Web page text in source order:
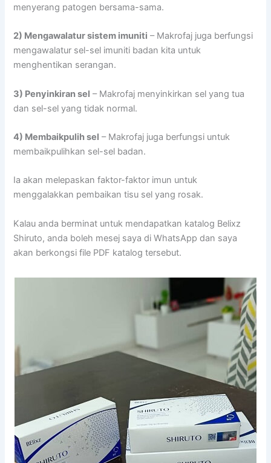
menyerang patogen bersama-sama.
2) Mengawalatur sistem imuniti – Makrofaj juga berfungsi
mengawalatur sel-sel imuniti badan kita untuk
menghentikan serangan.
3) Penyinkiran sel – Makrofaj menyinkirkan sel yang tua
dan sel-sel yang tidak normal.
4) Membaikpulih sel – Makrofaj juga berfungsi untuk
membaikpulihkan sel-sel badan.
Ia akan melepaskan faktor-faktor imun untuk
menggalakkan pembaikan tisu sel yang rosak.
Kalau anda berminat untuk mendapatkan katalog Belixz
Shiruto, anda boleh mesej saya di WhatsApp dan saya
akan berkongsi file PDF katalog tersebut.